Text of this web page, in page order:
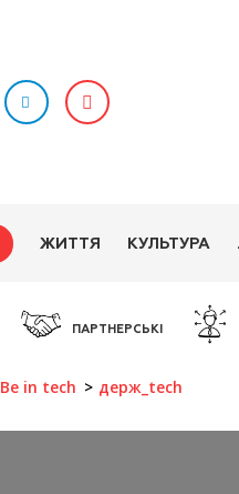
ЖИТТЯ КУЛЬТУРА
ПАРТНЕРСЬКІ
Be in tech держ_tech